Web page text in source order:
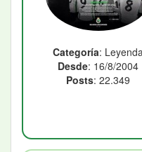
Categoría: Leyenda
Desde: 16/8/2004
Posts: 22.349